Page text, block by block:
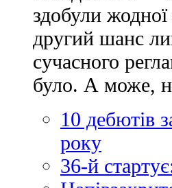
здобули
другий шанс
сучасного
було. А може,
10 дебютів
року
36-й